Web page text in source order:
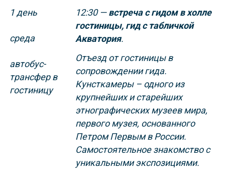
1 день
среда
автобус-
трансфер в
гостиницу
12:30—встреча с гидом в холле
гостиницы, гид с табличкой
Акватория.
Отъезд от гостиницы в
сопровождении гида.
Кунсткамеры– одного из
крупнейших и старейших
этнографических музеев мира,
первого музея, основанного
Петром Первым в России.
Самостоятельное знакомство с
уникальными экспозициями.